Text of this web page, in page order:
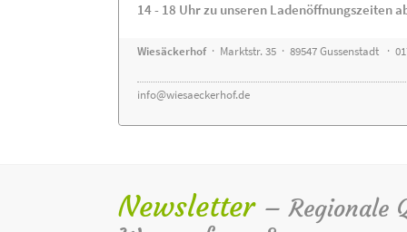
14 - 18 Uhr zu unseren Ladenöffnungszeiten
Wiesäckerhof· Marktstr. 35 · 89547 Gussenstadt ·
info@wiesaeckerhof.de
Newsletter – Regionale